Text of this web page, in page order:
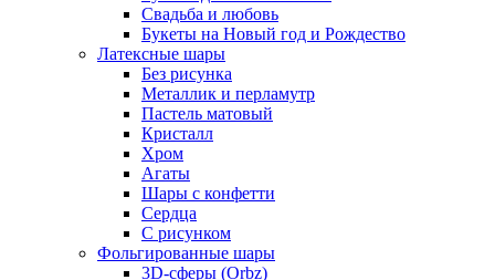
Свадьба и любовь
Букеты на Новый год и Рождество
Латексные шары
Без рисунка
Металлик и перламутр
Пастель матовый
Кристалл
Хром
Агаты
Шары с конфетти
Сердца
С рисунком
Фольгированные шары
3D-сферы (Orbz)